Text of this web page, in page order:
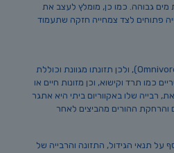
גבוהה. כמו כן, מומלץ לעצב את
פתוחים לצד צמחייה חזקה שתעמוד
ברבוס שוונפלד הוא אוכל כל (Omnivore), ולכן תזונתו מגוונת וכוללת
כמו תרד וקישוא, וכן מזונות חיים או
רבייה שלו באקווריום ביתי היא אתגר
והרחקת ההורים מהביצים לאחר
על תנאי הגידול, התזונה והרבייה של